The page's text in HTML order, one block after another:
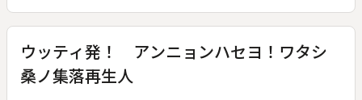
た。その中に、７２歳の男性が祖父の問わず語りを書いた「疎
開」という作品があった。内容は、戦時下に密かに決行された
「絵画の疎開」の様子だった。確認すると、大原美術館に大切
に保管された当時の業務日誌には、短編文のとおり、その記録
ウッティ発！ アンニョンハセヨ！ワタシ
桑ノ集落再生人